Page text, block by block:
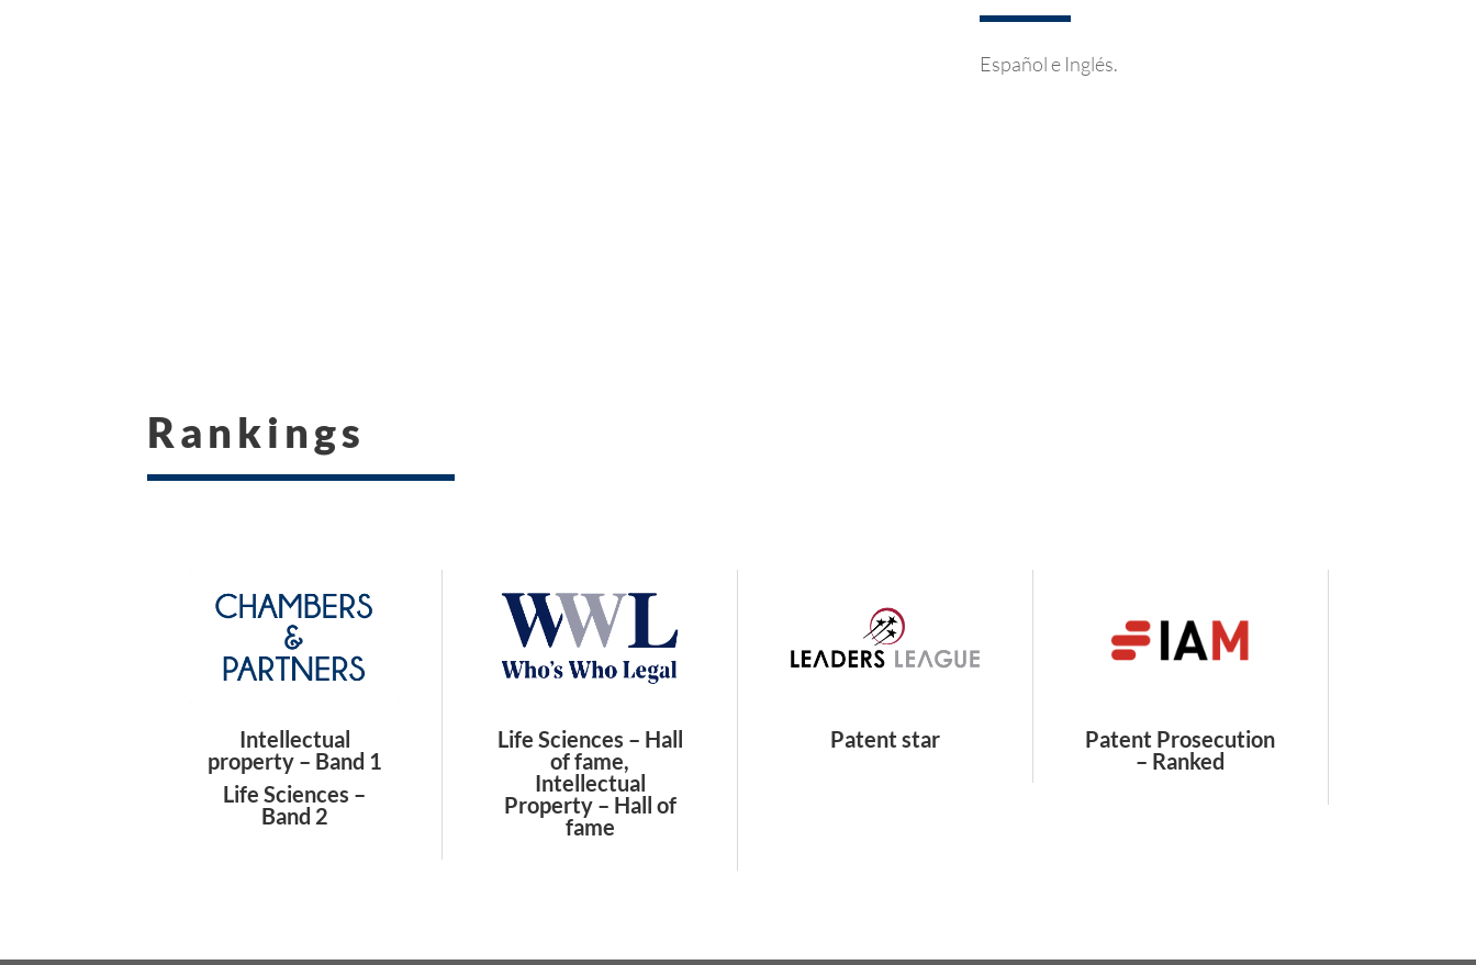
Español e Inglés.
Rankings
Intellectual
property – Band 1
Life Sciences –
Band 2
Life Sciences – Hall
of fame,
Intellectual
Property – Hall of
fame
Patent star
Patent Prosecution
– Ranked